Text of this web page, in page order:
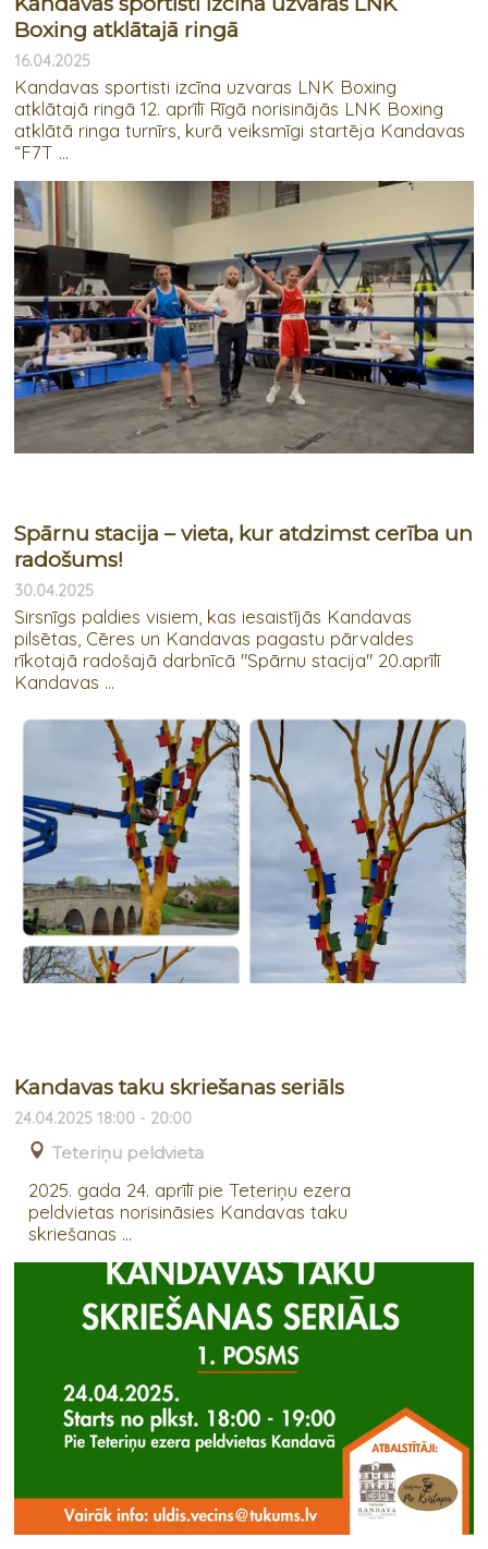
Boxing atklātajā ringā
16.04.2025
Kandavas sportisti izcīna uzvaras LNK Boxing
atklātajā ringā 12. aprīlī Rīgā norisinājās LNK Boxing
atklātā ringa turnīrs, kurā veiksmīgi startēja Kandavas
“F7T ...
Spārnu stacija – vieta, kur atdzimst cerība un
radošums!
30.04.2025
Sirsnīgs paldies visiem, kas iesaistījās Kandavas
pilsētas, Cēres un Kandavas pagastu pārvaldes
rīkotajā radošajā darbnīcā "Spārnu stacija" 20.aprīlī
Kandavas ...
Kandavas taku skriešanas seriāls
24.04.2025 18:00 - 20:00
Teteriņu peldvieta
2025. gada 24. aprīlī pie Teteriņu ezera
peldvietas norisināsies Kandavas taku
skriešanas ...